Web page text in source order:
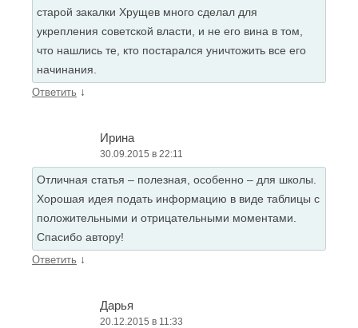
старой закалки Хрущев много сделал для
укрепления советской власти, и не его вина в том,
что нашлись те, кто постарался уничтожить все его
начинания.
Ответить ↓
Ирина
30.09.2015 в 22:11
Отличная статья – полезная, особенно – для школы.
Хорошая идея подать информацию в виде таблицы с
положительными и отрицательными моментами.
Спасибо автору!
Ответить ↓
Дарья
20.12.2015 в 11:33